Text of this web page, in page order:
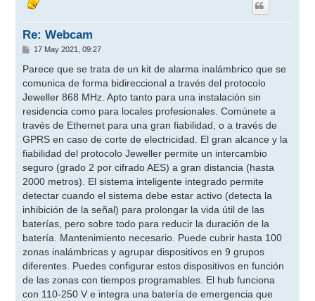
Re: Webcam
M
n
a
j
e
17 May 2021, 09:27
Parece que se trata de un kit de alarma inalámbrico que se
comunica de forma bidireccional a través del protocolo
Jeweller 868 MHz. Apto tanto para una instalación sin
residencia como para locales profesionales. Comúnete a
través de Ethernet para una gran fiabilidad, o a través de
GPRS en caso de corte de electricidad. El gran alcance y la
fiabilidad del protocolo Jeweller permite un intercambio
seguro (grado 2 por cifrado AES) a gran distancia (hasta
2000 metros). El sistema inteligente integrado permite
detectar cuando el sistema debe estar activo (detecta la
inhibición de la señal) para prolongar la vida útil de las
baterías, pero sobre todo para reducir la duración de la
batería. Mantenimiento necesario. Puede cubrir hasta 100
zonas inalámbricas y agrupar dispositivos en 9 grupos
diferentes. Puedes configurar estos dispositivos en función
de las zonas con tiempos programables. El hub funciona
con 110-250 V e integra una batería de emergencia que